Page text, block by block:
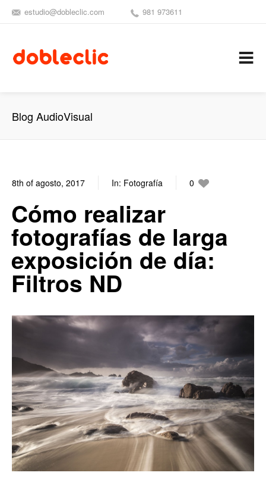
estudio@dobleclic.com 981 973611
Blog AudioVisual
8th of agosto, 2017 In: Fotografía
0
Cómo realizar
fotografías de larga
exposición de día:
Filtros ND